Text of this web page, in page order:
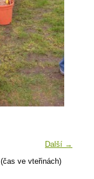
Další →
(čas ve vteřinách)